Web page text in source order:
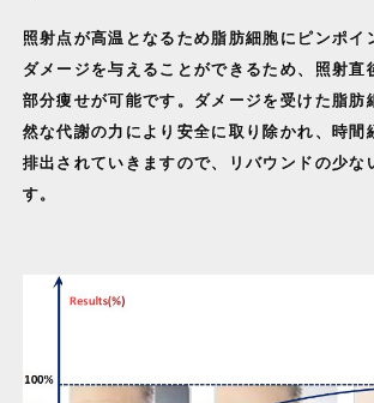
照射点が高温となるため脂肪細胞にピンポイ
ダメージを与えることができるため、照射直
部分痩せが可能です。ダメージを受けた脂肪
然な代謝の力により安全に取り除かれ、時間
排出されていきますので、リバウンドの少な
す。